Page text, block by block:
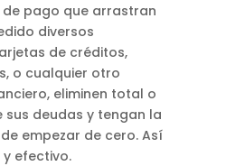
pago que arrastran
diversos
de créditos,
o cualquier otro
eliminen total o
sus deudas y tengan la
empezar de cero. Así
efectivo.